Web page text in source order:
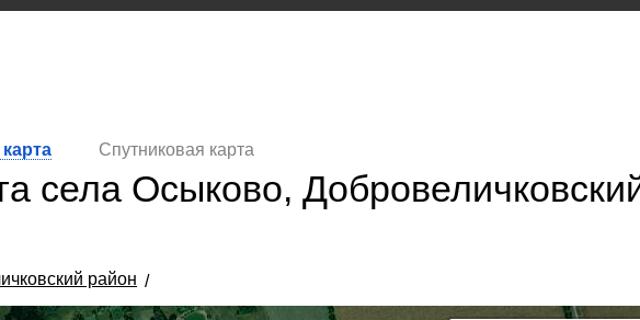
Спутниковая карта
села Осыково,
район